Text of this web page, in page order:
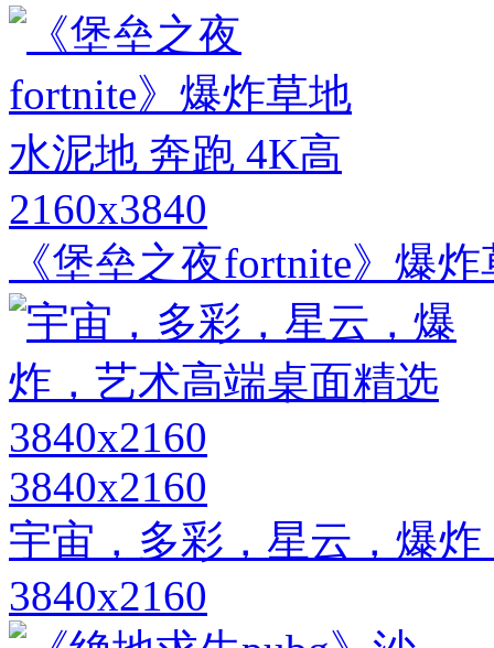
2160x3840
《堡垒之夜fortnite》爆
3840x2160
宇宙，多彩，星云，爆
3840x2160